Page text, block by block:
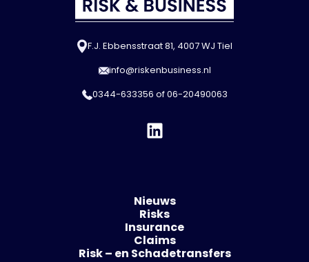
F.J. Ebbensstraat 81, 4007 WJ Tiel
info@riskenbusiness.nl
0344-633356 of06-20490063
Nieuws
Risks
Insurance
Claims
Risk – en Schadetransfers